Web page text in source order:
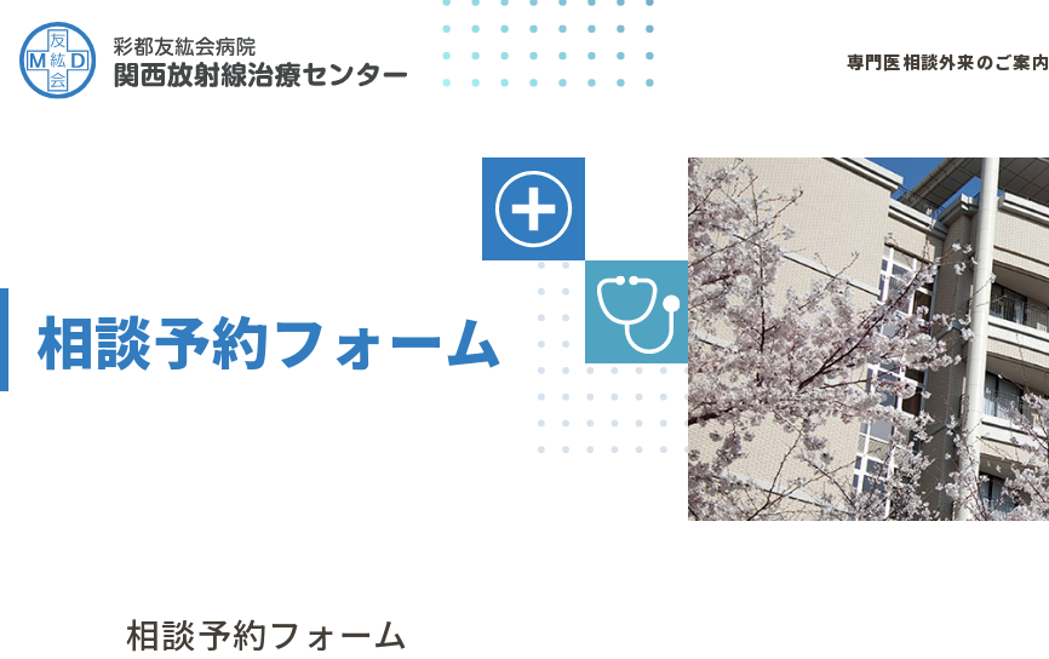
専門医相談外来のご案内
相談予約フォーム
相談予約フォーム